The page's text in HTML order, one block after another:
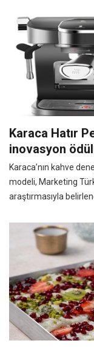
Karaca Hatır
inovasyon
Karaca’nın kahve
modeli, Marketing
araştırmasıyla